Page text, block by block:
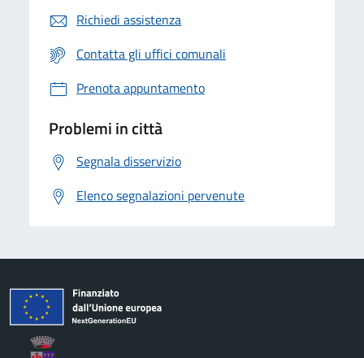
Richiedi assistenza
Contatta gli uffici comunali
Prenota appuntamento
Problemi in città
Segnala disservizio
Elenco segnalazioni pervenute